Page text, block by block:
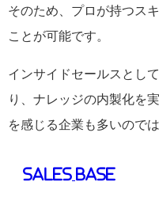
そのため、プロが持つス
ことが可能です。
インサイドセールスとし
り、ナレッジの内製化を
を感じる企業も多いので
SALES BASE